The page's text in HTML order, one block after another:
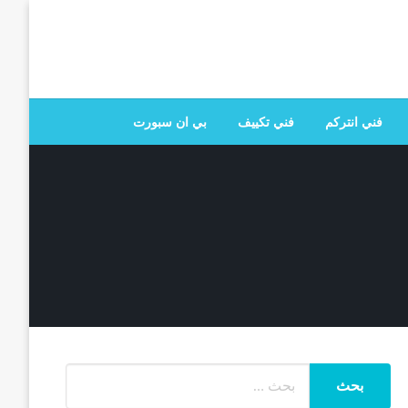
جميع الخدمات المنزلية في الكويت
فني انتركم فني تكييف بي ان سبورت